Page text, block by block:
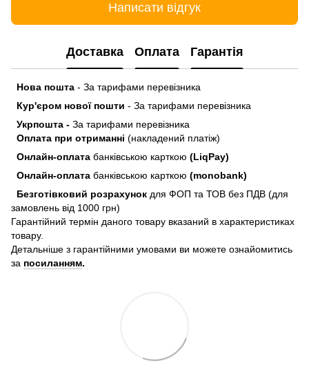
Написати відгук
Доставка Оплата Гарантія
Нова пошта - За тарифами перевізника
Кур'єром нової пошти - За тарифами перевізника
Укрпошта - За тарифами перевізника
Оплата при отриманні (накладений платіж)
Онлайн-оплата банківською карткою (LiqPay)
Онлайн-оплата банківською карткою (monobank)
Безготівковий розрахунок для ФОП та ТОВ без ПДВ (для
замовлень від 1000 грн)
Гарантійний термін даного товару вказаний в характеристиках
товару.
Детальніше з гарантійними умовами ви можете ознайомитись
за посиланням.